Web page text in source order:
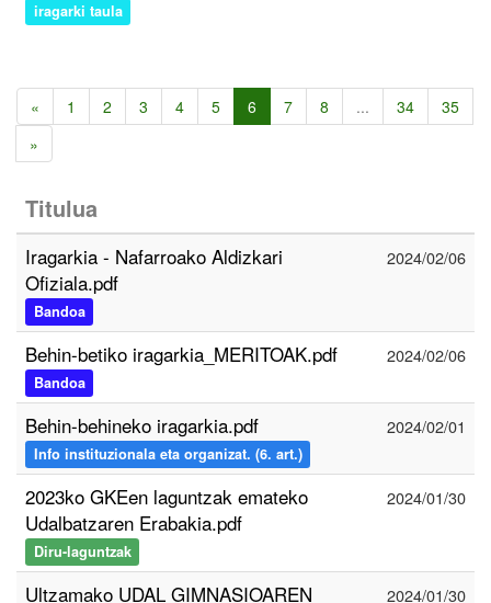
iragarki taula
« 1 2 3 4 5 6 7 8 ... 34
35
»
Titulua
Iragarkia - Nafarroako Aldizkari
Ofiziala.pdf
Bandoa
2024/02/06
Behin-betiko iragarkia_MERITOAK.pdf
Bandoa
2024/02/06
Behin-behineko iragarkia.pdf
Info instituzionala eta organizat. (6. art.)
2024/02/01
2023ko GKEen laguntzak emateko
Udalbatzaren Erabakia.pdf
Diru-laguntzak
2024/01/30
Ultzamako UDAL GIMNASIOAREN 2024/01/30